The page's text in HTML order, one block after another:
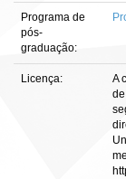
Programa de
pós-
graduação:
Licença:
A